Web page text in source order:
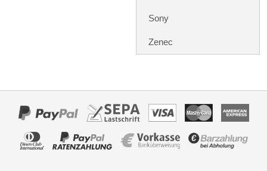
Antennenadapter
Antennenkabel
Sony
Zenec